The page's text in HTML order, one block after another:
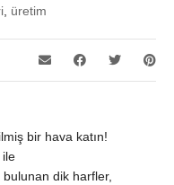
üretim
bir hava katın!
ile
bulunan dik harfler,